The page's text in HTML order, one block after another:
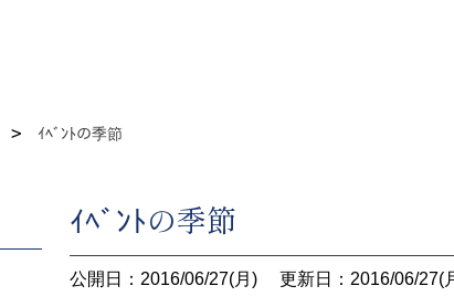
ｲﾍﾞﾝﾄの季節
ｲﾍﾞﾝﾄの季節
公開日：2016/06/27(月) 更新日：2016/06/27(